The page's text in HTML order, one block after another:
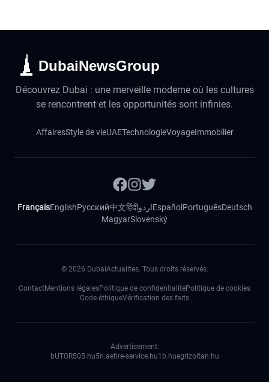
DubaiNewsGroup
Découvrez Dubai : une merveille moderne où les cultures
se rencontrent et les opportunités sont infinies.
AffairesStyle de vieUAETechnologieVoyageImmobilier
FrançaisEnglishРусский中文हिंदीاردوEspañol PortuguêsDeutsch
MagyarSlovenský
© 2026 DubaiActualites. Tous droits réservés.
ContactMentions légalesPolitique de confidentialitéPolitique de cookies
Code éthiqueVérification des faits
Advertisement:
bUTOR505.hu5n.aetire-service.hu1b.huegrizoltan.hu